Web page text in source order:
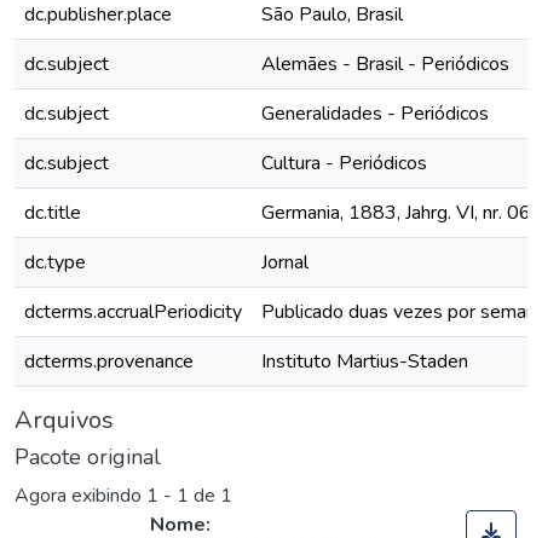
dc.publisher.place
São Paulo, Brasil
dc.subject
Alemães - Brasil - Periódicos
dc.subject
Generalidades - Periódicos
dc.subject
Cultura - Periódicos
dc.title
Germania, 1883, Jahrg. VI, nr. 065
dc.type
Jornal
dcterms.accrualPeriodicity
Publicado duas vezes por
dcterms.provenance
Instituto Martius-Staden
Arquivos
Pacote original
Agora exibindo 1 - 1 de 1
Nome: